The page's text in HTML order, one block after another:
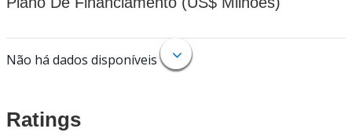
Não há dados disponíveis
Ratings